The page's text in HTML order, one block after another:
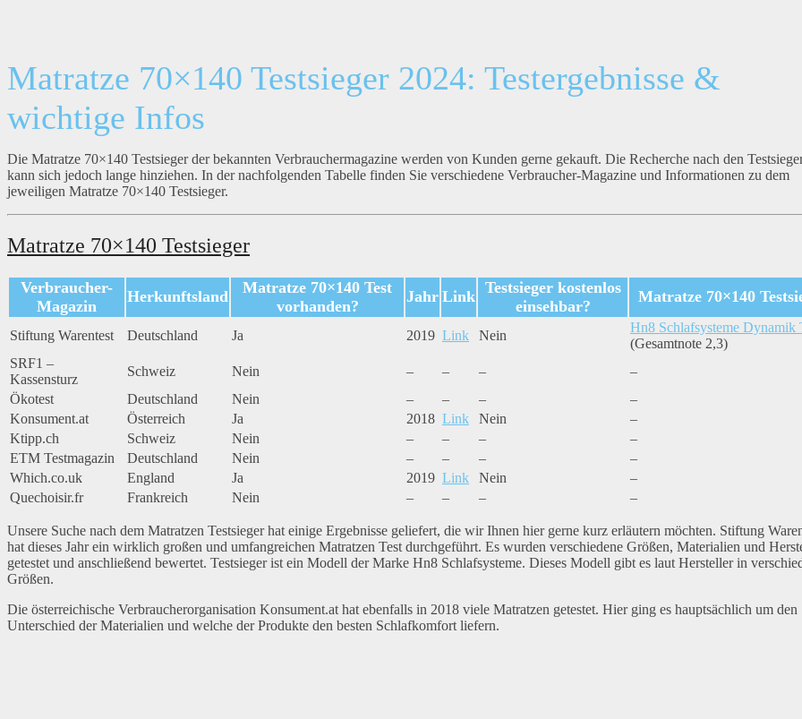
Matratze 70×140 Testsieger 2024: Testergebnisse &
wichtige Infos
Die Matratze 70×140 Testsieger der bekannten Verbrauchermagazine werden von Kunden gerne gekauft. Die Recherche nach den
kann sich jedoch lange hinziehen. In der nachfolgenden Tabelle finden Sie verschiedene Verbraucher-Magazine und Informationen zu dem
jeweiligen Matratze 70×140 Testsieger.
Matratze 70×140 Testsieger
Verbraucher-
Magazin
Herkunftsland
Matratze 70×140 Test
vorhanden?
Jahr Link Testsieger kostenlos
einsehbar?
Matratze 70×140
Stiftung Warentest Deutschland Ja 2019 Link Nein
Hn8 Schlafsysteme Dynamik
(Gesamtnote 2,3)
SRF1 –
Kassensturz
Schweiz Nein – – –
–
Ökotest
Deutschland Nein – – –
–
Konsument.at
Österreich Ja 2018 Link Nein
–
Ktipp.ch
Schweiz Nein – – –
–
ETM Testmagazin
Deutschland Nein – – –
–
Which.co.uk
England Ja 2019 Link Nein
–
Quechoisir.fr
Frankreich Nein – – – –
Unsere Suche nach dem Matratzen Testsieger hat einige Ergebnisse geliefert, die wir Ihnen hier gerne kurz erläutern möchten. Stiftung
hat dieses Jahr ein wirklich großen und umfangreichen Matratzen Test durchgeführt. Es wurden verschiedene Größen, Materialien und
getestet und anschließend bewertet. Testsieger ist ein Modell der Marke Hn8 Schlafsysteme. Dieses Modell gibt es laut Hersteller in
Größen.
Die österreichische Verbraucherorganisation Konsument.at hat ebenfalls in 2018 viele Matratzen getestet. Hier ging es hauptsächlich um den
Unterschied der Materialien und welche der Produkte den besten Schlafkomfort liefern.